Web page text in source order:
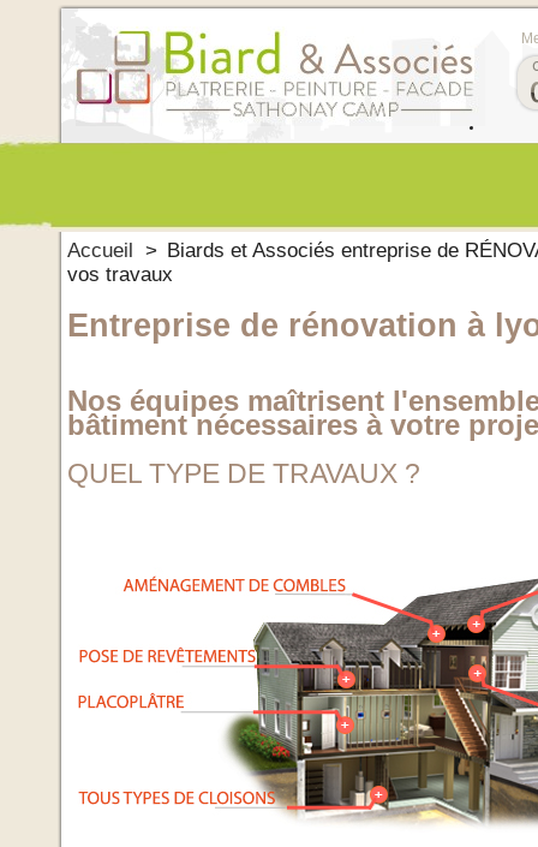
Accueil > Biards et Associés entreprise de
vos travaux
Entreprise de rénovation à
Nos équipes maîtrisent
bâtiment nécessaires à votre
QUEL TYPE DE TRAVAUX ?